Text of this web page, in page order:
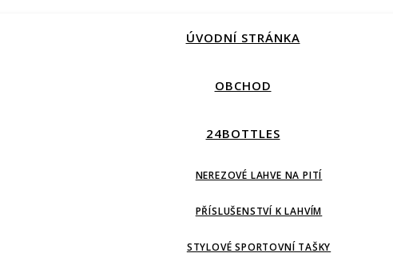
ÚVODNÍ STRÁNKA
OBCHOD
24BOTTLES
NEREZOVÉ LAHVE NA PITÍ
PŘÍSLUŠENSTVÍ K LAHVÍM
STYLOVÉ SPORTOVNÍ TAŠKY